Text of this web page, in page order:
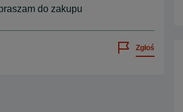
do zakupu
Zgłoś